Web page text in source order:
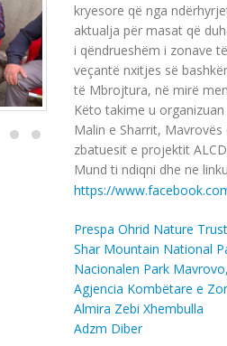
kryesore që nga
aktualja për masat që
i qëndrueshëm i zonave
veçantë nxitjes së
të Mbrojtura, në mirë
Këto takime u
Malin e Sharrit,
zbatuesit e projektit
Mund ti ndiqni dhe ne
https://
Prespa Ohrid Nature
Shar Mountain National
Nacionalen Park
Agjencia Kombëtare e
Almira Zebi Xhembulla
Adzm Diber